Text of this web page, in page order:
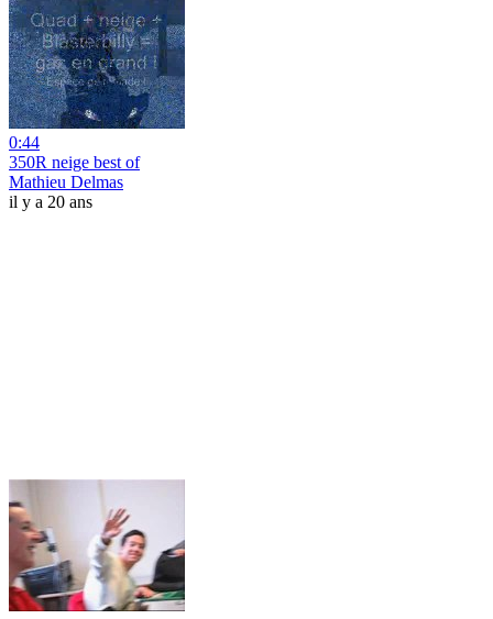
0:44
350R neige best of
Mathieu Delmas
il y a 20 ans